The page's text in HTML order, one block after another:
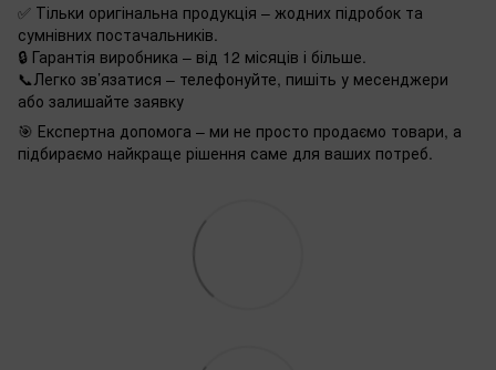
✅ Тільки оригінальна продукція – жодних підробок та
сумнівних постачальників.
🔒 Гарантія виробника – від 12 місяців і більше.
📞Легко зв’язатися – телефонуйте, пишіть у месенджери
або залишайте заявку
🎯 Експертна допомога – ми не просто продаємо товари, а
підбираємо найкраще рішення саме для ваших потреб.